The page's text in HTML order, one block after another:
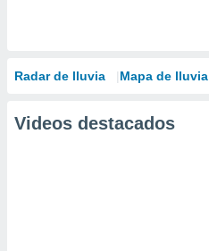
Radar de lluvia Mapa de lluvia
Videos destacados